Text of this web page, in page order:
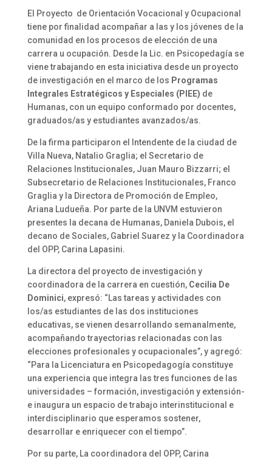
El Proyecto de Orientación Vocacional y Ocupacional
tiene por finalidad acompañar a las y los jóvenes de la
comunidad en los procesos de elección de una
carrera u ocupación. Desde la Lic. en Psicopedagía se
viene trabajando en esta iniciativa desde un proyecto
de investigación en el marco de los Programas
Integrales Estratégicos y Especiales (PIEE) de
Humanas, con un equipo conformado por docentes,
graduados/as y estudiantes avanzados/as.
De la firma participaron el Intendente de la ciudad de
Villa Nueva, Natalio Graglia; el Secretario de
Relaciones Institucionales, Juan Mauro Bizzarri; el
Subsecretario de Relaciones Institucionales, Franco
Graglia y la Directora de Promoción de Empleo,
Ariana Ludueña. Por parte de la UNVM estuvieron
presentes la decana de Humanas, Daniela Dubois, el
decano de Sociales, Gabriel Suarez y la Coordinadora
del OPP, Carina Lapasini.
La directora del proyecto de investigación y
coordinadora de la carrera en cuestión, Cecilia De
Dominici, expresó: “Las tareas y actividades con
los/as estudiantes de las dos instituciones
educativas, se vienen desarrollando semanalmente,
acompañando trayectorias relacionadas con las
elecciones profesionales y ocupacionales”, y agregó:
“Para la Licenciatura en Psicopedagogía constituye
una experiencia que integra las tres funciones de las
universidades – formación, investigación y extensión-
e inaugura un espacio de trabajo interinstitucional e
interdisciplinario que esperamos sostener,
desarrollar e enriquecer con el tiempo”.
Por su parte, La coordinadora del OPP, Carina